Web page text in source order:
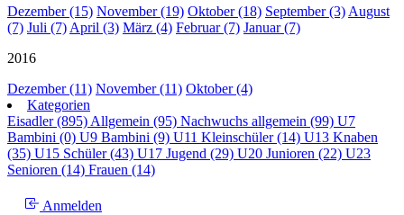
Dezember (15) November (19) Oktober (18) September (3) August
(7) Juli (7) April (3) März (4) Februar (7) Januar (7)
2016
Dezember (11) November (11) Oktober (4)
Kategorien
Eisadler (895) Allgemein (95) Nachwuchs allgemein (99) U7
Bambini (0) U9 Bambini (9) U11 Kleinschüler (14) U13 Knaben
(35) U15 Schüler (43) U17 Jugend (29) U20 Junioren (22) U23
Senioren (14) Frauen (14)
Anmelden